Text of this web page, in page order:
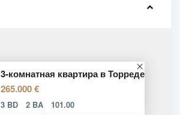
3-комнатная квартира в Торреде
265.000 €
3 BD 2 BA 101.00